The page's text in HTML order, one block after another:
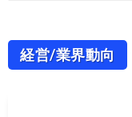
経営/業界動向